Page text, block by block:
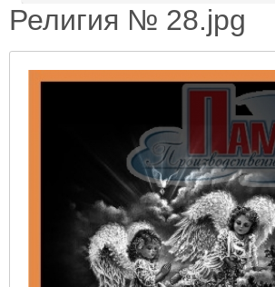
Религия № 28.jpg